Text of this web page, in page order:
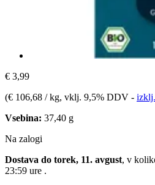
€ 3,99
(€ 106,68 / kg, vklj. 9,5% DDV -
Vsebina: 37,40 g
Na zalogi
Dostava do torek, 11. avgust, v
23:59 ure .